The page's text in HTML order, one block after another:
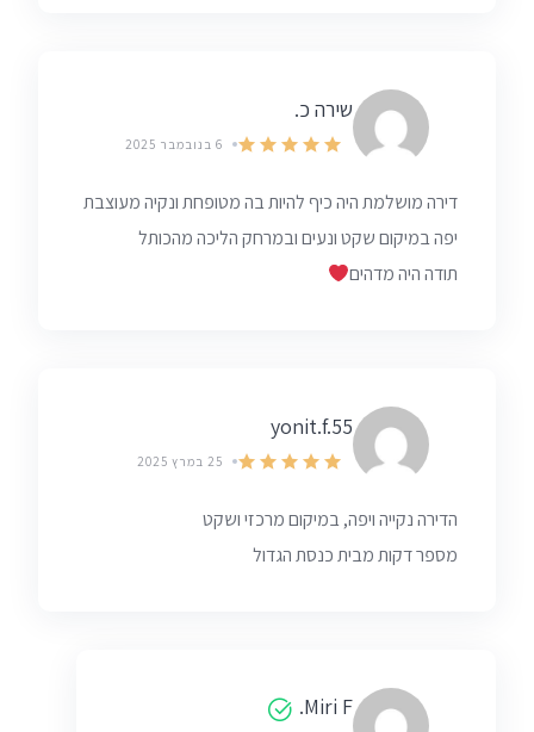
שירה כ.
6 בנובמבר 2025
דירה מושלמת היה כיף להיות בה מטופחת ונקיה מעוצבת
יפה במיקום שקט ונעים ובמרחק הליכה מהכותל
תודה היה מדהים
yonit.f.55
25 במרץ 2025
הדירה נקייה ויפה, במיקום מרכזי ושקט
מספר דקות מבית כנסת הגדול
Miri F.